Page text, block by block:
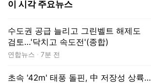
이 시각 주요뉴스
수도권 공급 늘리고 그린벨트 해제도
검토…'닥치고 속도전'(종합)
연합뉴스 7분 전
초속 '42m' 태풍 돌핀, 中 저장성 상륙…